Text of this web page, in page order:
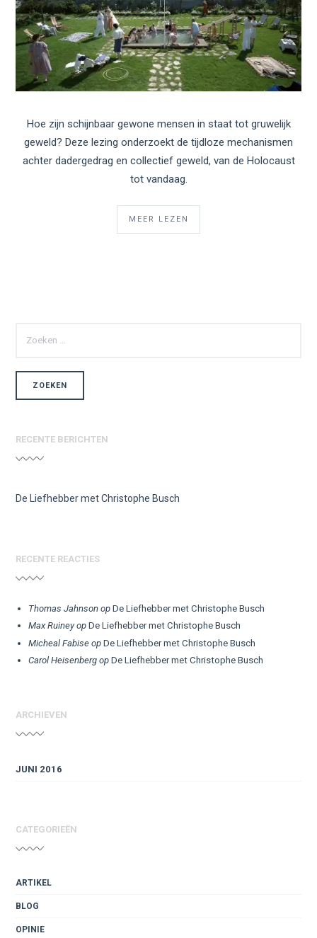
Hoe zijn schijnbaar gewone mensen in staat tot gruwelijk
geweld? Deze lezing onderzoekt de tijdloze mechanismen
achter dadergedrag en collectief geweld, van de Holocaust
tot vandaag.
MEER LEZEN
NAAR:
RECENTE BERICHTEN
De Liefhebber met Christophe Busch
RECENTE REACTIES
Thomas Jahnson opDe Liefhebber met Christophe Busch
Max RuineyopDe Liefhebber met Christophe Busch
Micheal Fabise opDe Liefhebber met Christophe Busch
Carol Heisenberg opDe Liefhebber met Christophe Busch
ARCHIEVEN
JUNI 2016
CATEGORIEËN
ARTIKEL
BLOG
OPINIE